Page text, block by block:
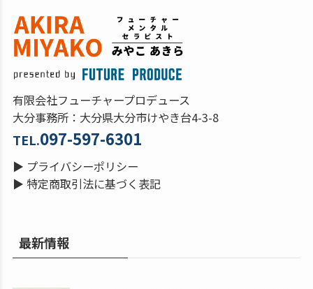
有限会社フューチャープロデュース
大分事務所：大分県大分市けやき台4-3-8
TEL.097-597-6301
▶ プライバシーポリシー
▶ 特定商取引法に基づく表記
最新情報